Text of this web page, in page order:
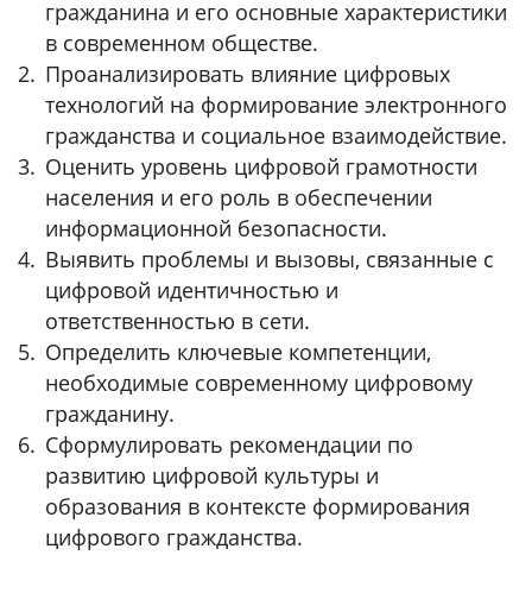
гражданина и его основные характеристики
в современном обществе.
Проанализировать влияние цифровых
технологий на формирование электронного
гражданства и социальное взаимодействие.
Оценить уровень цифровой грамотности
населения и его роль в обеспечении
информационной безопасности.
Выявить проблемы и вызовы, связанные с
цифровой идентичностью и
ответственностью в сети.
Определить ключевые компетенции,
необходимые современному цифровому
гражданину.
Сформулировать рекомендации по
развитию цифровой культуры и
образования в контексте формирования
цифрового гражданства.